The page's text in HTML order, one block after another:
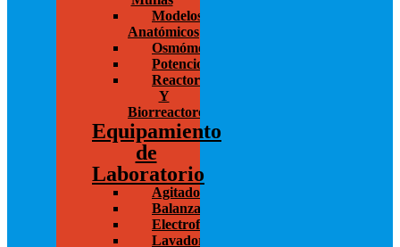
Modelos
Anatómicos
Osmómetros
Potenciostato
Reactores
Y
Biorreactores
Equipamiento
de
Laboratorio
Agitadores
Balanzas
Electroforesis
Lavadoras